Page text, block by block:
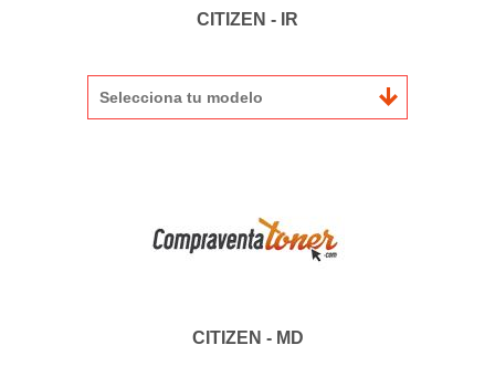
CITIZEN - IR
Selecciona tu modelo
CITIZEN - MD